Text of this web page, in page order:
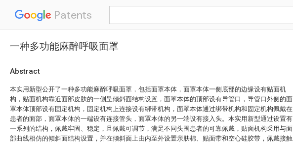
Patents
一种多功能麻醉呼吸面罩
Abstract
本实用新型公开了一种多功能麻醉呼吸面罩，包括面罩本体，面罩本体一侧底部的边缘设有贴面机
构，贴面机构靠近面部皮肤的一侧呈倾斜面结构设置，面罩本体的顶部设有导管口，导管口外侧的面
罩本体顶部设有固定机构，固定机构上连接设有绑带机构，面罩本体通过绑带机构和固定机构佩戴在
患者的面部，面罩本体的一端设有连接管头，面罩本体的另一端设有接入头。本实用新型通过设置有
一系列的结构，佩戴牢固、稳定，且佩戴可调节，满足不同头围患者的可靠佩戴，贴面机构采用与面
部曲线相仿的倾斜面结构设置，并在倾斜面上由内至外设置亲肤棉、贴面带和空心硅胶带，佩戴接触